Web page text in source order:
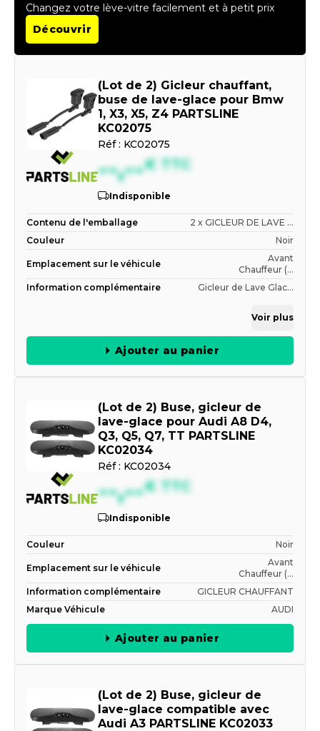
Changez votre lève-vitre facilement et à petit prix
Découvrir
(Lot de 2) Gicleur chauffant,
buse de lave-glace pour Bmw
1, X3, X5, Z4 PARTSLINE
KC02075
Réf : KC02075
--,--€ TTC
Indisponible
Contenu de l'emballage
2 x GICLEUR DE LAVE ...
Couleur
Noir
Emplacement sur le véhicule
Avant
Chauffeur (...
Information complémentaire
Gicleur de Lave Glac...
Voir plus
Ajouter au panier
(Lot de 2) Buse, gicleur de
lave-glace pour Audi A8 D4,
Q3, Q5, Q7, TT PARTSLINE
KC02034
Réf : KC02034
--,--€ TTC
Indisponible
Couleur Noir
Emplacement sur le véhicule
Avant
Chauffeur (...
Information complémentaire
GICLEUR CHAUFFANT
Marque Véhicule
AUDI
Ajouter au panier
(Lot de 2) Buse, gicleur de
lave-glace compatible avec
Audi A3 PARTSLINE KC02033